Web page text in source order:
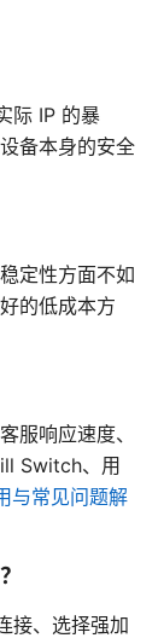
际 IP 的暴
备本身的安全
定性方面不如
的低成本方
服响应速度、
Switch、用
与常见问题解
接、选择强加